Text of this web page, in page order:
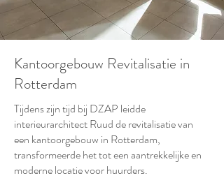
Kantoorgebouw Revitalisatie in
Rotterdam
Tijdens zijn tijd bij DZAP leidde
interieurarchitect Ruud de revitalisatie van
een kantoorgebouw in Rotterdam,
transformeerde het tot een aantrekkelijke en
moderne locatie voor huurders.